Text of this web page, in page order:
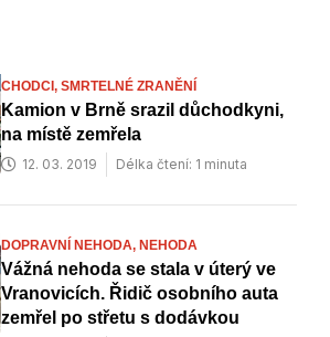
CHODCI, SMRTELNÉ ZRANĚNÍ
Kamion v Brně srazil důchodkyni,
na místě zemřela
12. 03. 2019 Délka čtení: 1 minuta
DOPRAVNÍ NEHODA, NEHODA
Vážná nehoda se stala v úterý ve
Vranovicích. Řidič osobního auta
zemřel po střetu s dodávkou